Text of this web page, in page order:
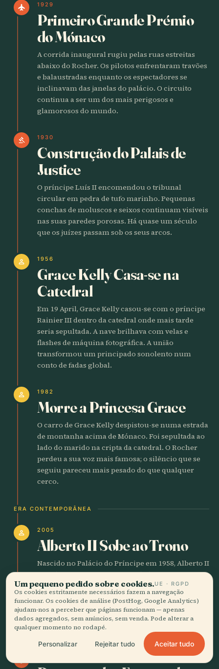
flight 1929
Primeiro Grande Prémio
do Mónaco
A corrida inaugural rugiu pelas ruas estreitas
abaixo do Rocher. Os pilotos enfrentaram travões
e balaustradas enquanto os espectadores se
inclinavam das janelas do palácio. O circuito
continua a ser um dos mais perigosos e
glamorosos do mundo.
gavel 1930
Construção do Palais de
Justice
O príncipe Luís II encomendou o tribunal
circular em pedra de tufo marinho. Pequenas
conchas de moluscos e seixos continuam visíveis
nas suas paredes porosas. Há quase um século
que os juízes passam sob os seus arcos.
person 1956
Grace Kelly Casa-se na
Catedral
Em 19 April, Grace Kelly casou-se com o príncipe
Rainier III dentro da catedral onde mais tarde
seria sepultada. A nave brilhava com velas e
flashes de máquina fotográfica. A união
transformou um principado sonolento num
conto de fadas global.
person 1982
Morre a Princesa Grace
O carro de Grace Kelly despistou-se numa estrada
de montanha acima de Mónaco. Foi sepultada ao
lado do marido na cripta da catedral. O Rocher
perdeu a sua voz mais famosa; o silêncio que se
seguiu pareceu mais pesado do que qualquer
cerco.
ERA CONTEMPORÂNEA
person 2005
Alberto II Sobe ao Trono
Nascido no Palácio do Príncipe em 1958, Alberto II
sucedeu ao pai. Deu continuidade aos sete
séculos de residência da família no Rocher ao
mesmo tempo que orientava o principado para a
diplomacia ambiental. Os frescos do palácio que
mandou restaurar continuam a brilhar com
pigmentos renascentistas.
Um pequeno pedido sobre cookies.UE · RGPD
Os cookies estritamente necessários fazem a navegação
funcionar. Os cookies de análise (PostHog, Google Analytics)
ajudam-nos a perceber que páginas funcionam — apenas
dados agregados, sem anúncios, sem venda. Pode alterar a
qualquer momento no rodapé.
Personalizar Rejeitar tudo Aceitar tudo